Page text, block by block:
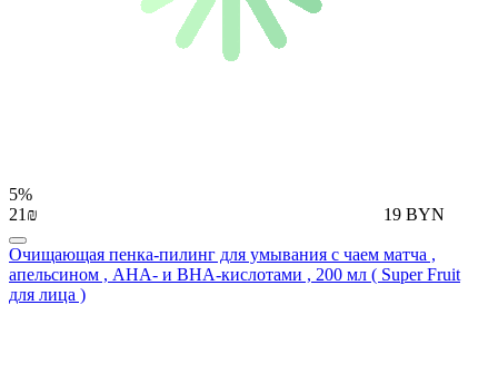
5%
21₪
19 BYN
Очищающая пенка-пилинг для умывания с чаем матча ,
апельсином , AHA- и BHA-кислотами , 200 мл ( Super Fruit
для лица )